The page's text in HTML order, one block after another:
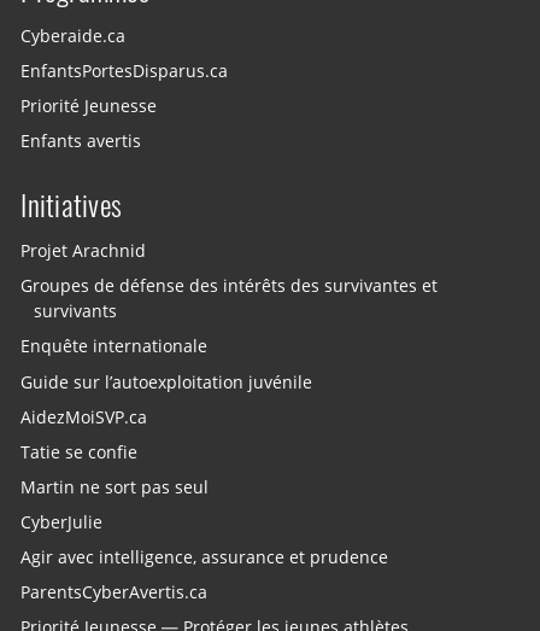
Cyberaide.ca
EnfantsPortesDisparus.ca
Priorité Jeunesse
Enfants avertis
Initiatives
Projet Arachnid
Groupes de défense des intérêts des survivantes et
survivants
Enquête internationale
Guide sur l’autoexploitation juvénile
AidezMoiSVP.ca
Tatie se confie
Martin ne sort pas seul
CyberJulie
Agir avec intelligence, assurance et prudence
ParentsCyberAvertis.ca